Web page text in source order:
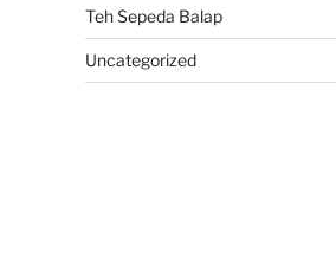
Teh Sepeda Balap
Uncategorized